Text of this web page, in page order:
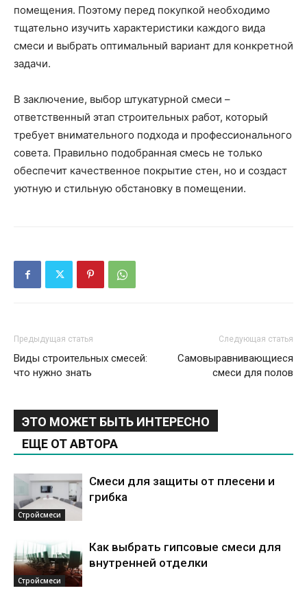
помещения. Поэтому перед покупкой необходимо
тщательно изучить характеристики каждого вида
смеси и выбрать оптимальный вариант для конкретной
задачи.
В заключение, выбор штукатурной смеси –
ответственный этап строительных работ, который
требует внимательного подхода и профессионального
совета. Правильно подобранная смесь не только
обеспечит качественное покрытие стен, но и создаст
уютную и стильную обстановку в помещении.
Предыдущая статья
Виды строительных смесей:
что нужно знать
Следующая статья
Самовыравнивающиеся
смеси для полов
ЭТО МОЖЕТ БЫТЬ ИНТЕРЕСНО
ЕЩЕ ОТ АВТОРА
Стройсмеси
Смеси для защиты от плесени и
грибка
Стройсмеси
Как выбрать гипсовые смеси для
внутренней отделки